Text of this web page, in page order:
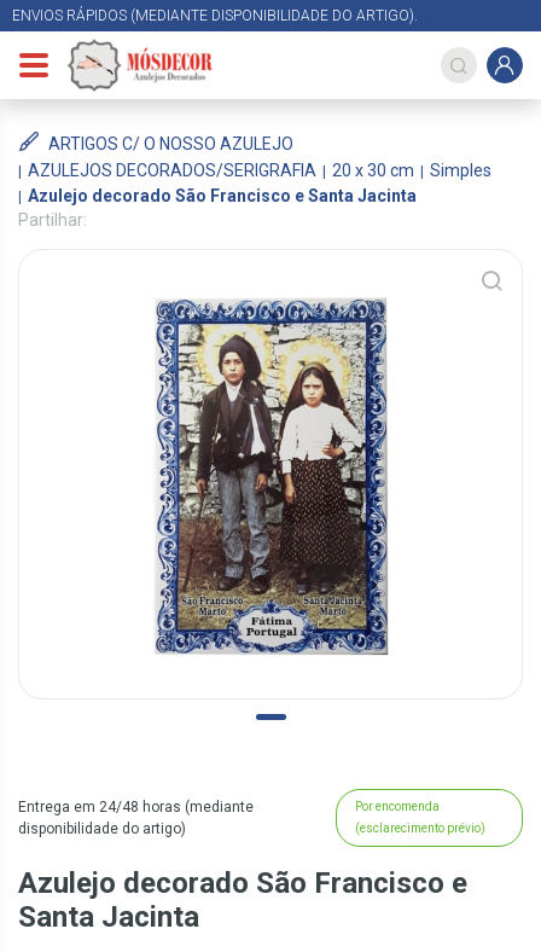
ENVIOS RÁPIDOS (MEDIANTE DISPONIBILIDADE DO ARTIGO).
ARTIGOS C/ O NOSSO AZULEJO
AZULEJOS DECORADOS/SERIGRAFIA
20 x 30 cm
Simples
Azulejo decorado São Francisco e Santa Jacinta
Partilhar:
Entrega em 24/48 horas (mediante
disponibilidade do artigo)
Por encomenda
(esclarecimento prévio)
Azulejo decorado São Francisco e
Santa Jacinta